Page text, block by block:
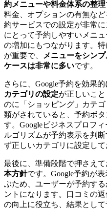
約メニューや料金体系の整理
料金、オプションの有無な
約サービスでの設定が非常
にとって予約しやすいメニ
の増加にもつながります。
が重要で、
メニューをシン
ケースは非常に多いです。
さらに、Google予約を効果
カテゴリの設定が正しいこ
のに「ショッピング」カテ
類がされていると、予約ボ
す。Googleビジネスプロフ
ルゴリズムが予約表示を判
ず正しいカテゴリに設定して
最後に、準備段階で押さえて
本方針です。Google予約が
ぶため、ユーザーが予約す
ントになります。口コミの
の向上に役立ち、結果とし